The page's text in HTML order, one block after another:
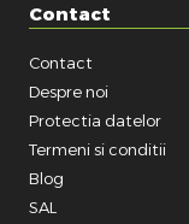
Contact
Contact
Despre noi
Protectia datelor
Termeni si conditii
Blog
SAL